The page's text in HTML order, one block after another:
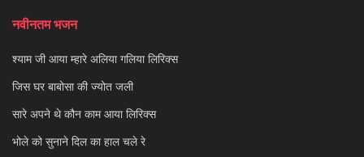
नवीनतम भजन
श्याम जी आया म्हारे अलिया गलिया लिरिक्स
जिस घर बाबोसा की ज्योत जली
सारे अपने थे कौन काम आया लिरिक्स
भोले को सुनाने दिल का हाल चले रे